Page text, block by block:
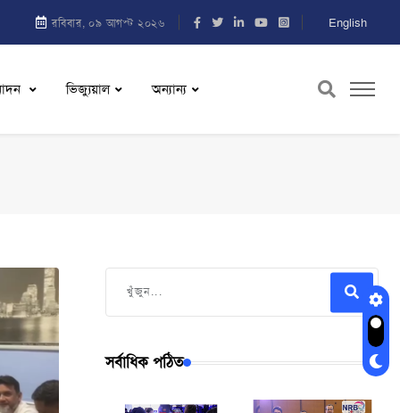
রবিবার, ০৯ আগস্ট ২০২৬ English
ভিজ্যুয়াল অন্যান্য
সর্বাধিক পঠিত